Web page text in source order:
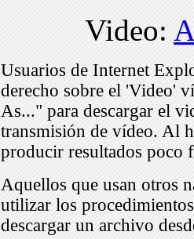
Video:
Usuarios de Internet
derecho sobre el 'Video'
As..." para descargar el
transmisión de vídeo. Al
producir resultados poco
Aquellos que usan otros
utilizar los
descargar un archivo